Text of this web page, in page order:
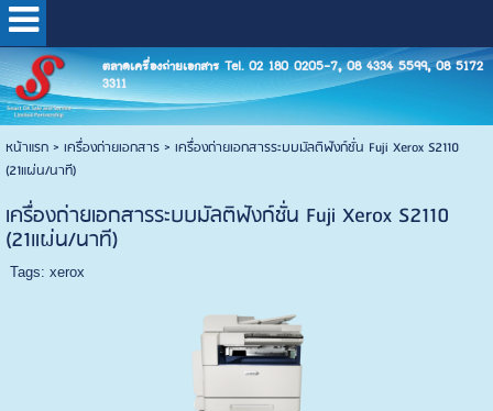
ตลาดเครื่องถ่ายเอกสาร Tel. 02 180 0205-7, 08 4334 5599, 08 5172
3311
หน้าแรก> เครื่องถ่ายเอกสาร> เครื่องถ่ายเอกสารระบบมัลติฟังก์ชั่น Fuji Xerox S2110
(21แผ่น/นาที)
เครื่องถ่ายเอกสารระบบมัลติฟังก์ชั่น Fuji Xerox S2110
(21แผ่น/นาที)
Tags: xerox